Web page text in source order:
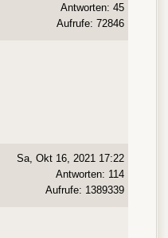
Antworten: 45
Aufrufe: 72846
Sa, Okt 16, 2021 17:22
Antworten: 114
Aufrufe: 1389339